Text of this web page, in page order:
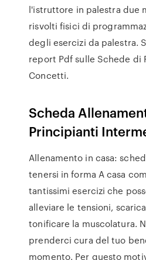
l'istruttore in palestra due
risvolti fisici di
degli esercizi da palestra.
report Pdf sulle Schede di
Concetti.
Scheda
Principianti
Allenamento in casa:
tenersi in forma A casa
tantissimi esercizi che
alleviare le tensioni,
tonificare la muscolatura.
prenderci cura del tuo
momento. Per questo